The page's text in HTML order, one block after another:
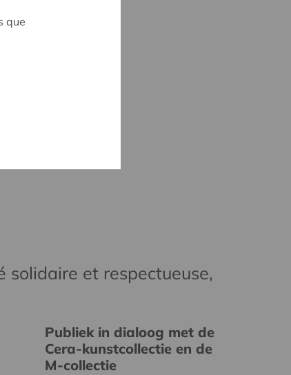
solidaire et respectueuse,
Publiek in dialoog met de
Cera-kunstcollectie en de
M-collectie
que